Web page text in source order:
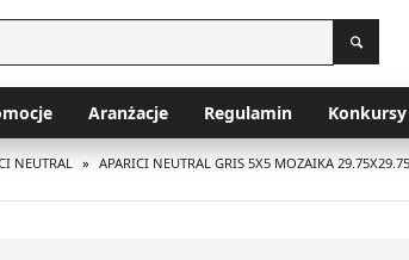
Aranżacje Regulamin Konkursy
NEUTRAL » APARICI NEUTRAL GRIS 5X5 MOZAIKA 29.75X29.75